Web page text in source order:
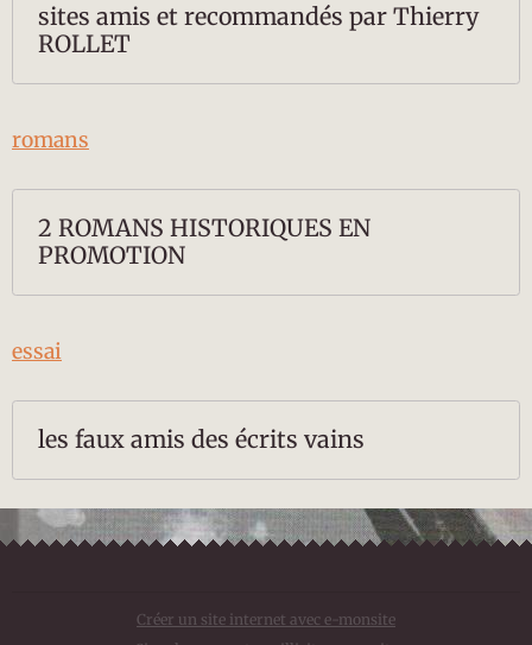
sites amis et recommandés par Thierry
ROLLET
romans
2 ROMANS HISTORIQUES EN
PROMOTION
essai
les faux amis des écrits vains
Créer un site internet avec e-monsite